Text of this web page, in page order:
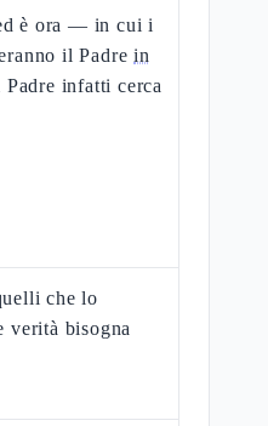
è ora — in cui i
il Padrein
Padre infatti cerca
che lo
verità bisogna